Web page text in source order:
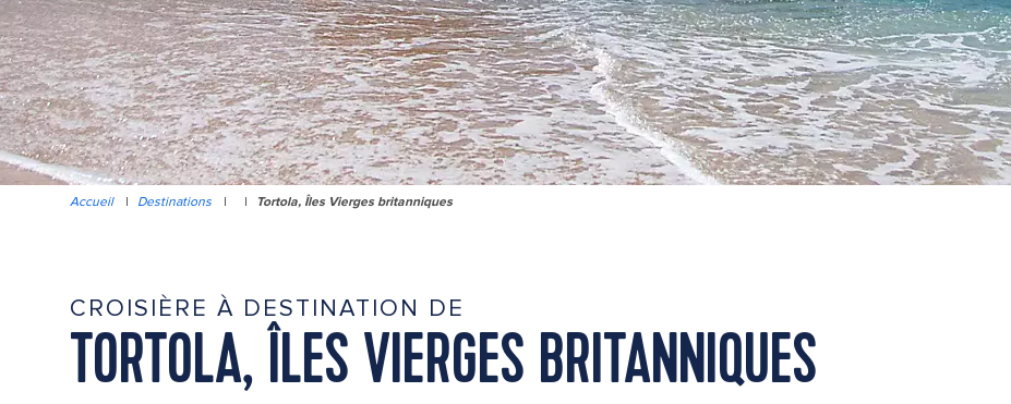
Accueil | Destinations | | Tortola, Îles Vierges britanniques
CROISIÈRE À DESTINATION DE
TORTOLA, ÎLES VIERGES BRITANNIQUES